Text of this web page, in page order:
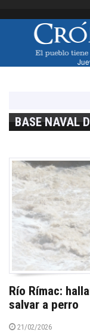
BASE NAVAL
Río Rímac:
salvar a perro
21/02/2026